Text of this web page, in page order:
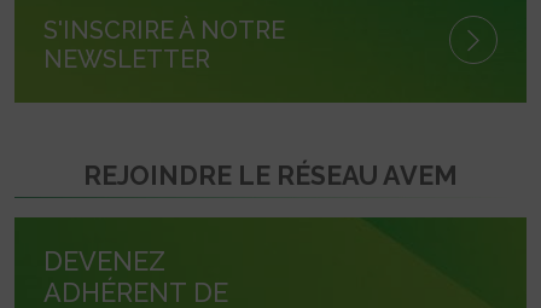
S'INSCRIRE À NOTRE
NEWSLETTER
REJOINDRE LE RÉSEAU AVEM
DEVENEZ
ADHÉRENT DE